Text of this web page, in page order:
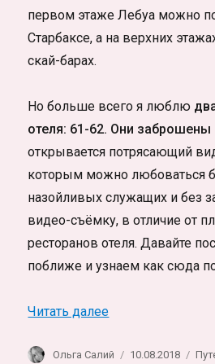
первом этаже Лебуа можно
Старбаксе, а на верхних
скай-барах.
Но больше всего я люблю
отеля: 61-62. Они заброшены
открывается потрясающий
которым можно любоваться
назойливых служащих и без
видео-съёмку, в отличие от
ресторанов отеля. Давайте
поближе и узнаем как сюда
Читать далее«Лебуа Отель в
Автор
Ольга Салий Опубликовано
10.08.2018